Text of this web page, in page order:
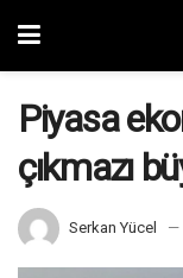
Piyasa
çıkmazı
Serkan Yücel